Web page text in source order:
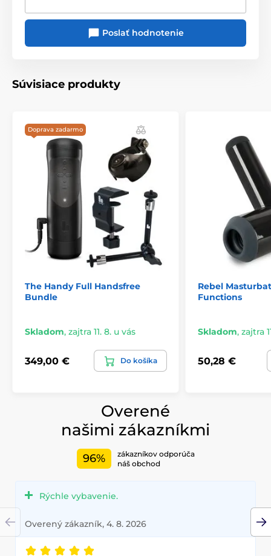
Poslať hodnotenie
Súvisiace produkty
Doprava zadarmo
The Handy Full Handsfree
Bundle
Skladom, zajtra 11. 8. u vás
349,00 € Do košíka
Rebel
Functions
Skladom, zajtra
50,28 €
Overené
našimi zákazníkmi
96%
zákazníkov odporúča
náš obchod
Rýchle vybavenie.
Overený zákazník, 4. 8. 2026